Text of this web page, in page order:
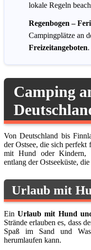
lokale Regeln
Regenbogen–
Campingplätze an
Freizeitangeboten.
Camping
Von Deutschland bis
der Ostsee, die sich
mit Hund oder Kindern,
entlang der Ostseeküste,
Urlaub mit
EinUrlaub mit Hund
Strände erlauben es, dass
Spaß im Sand und
herumlaufen kann.